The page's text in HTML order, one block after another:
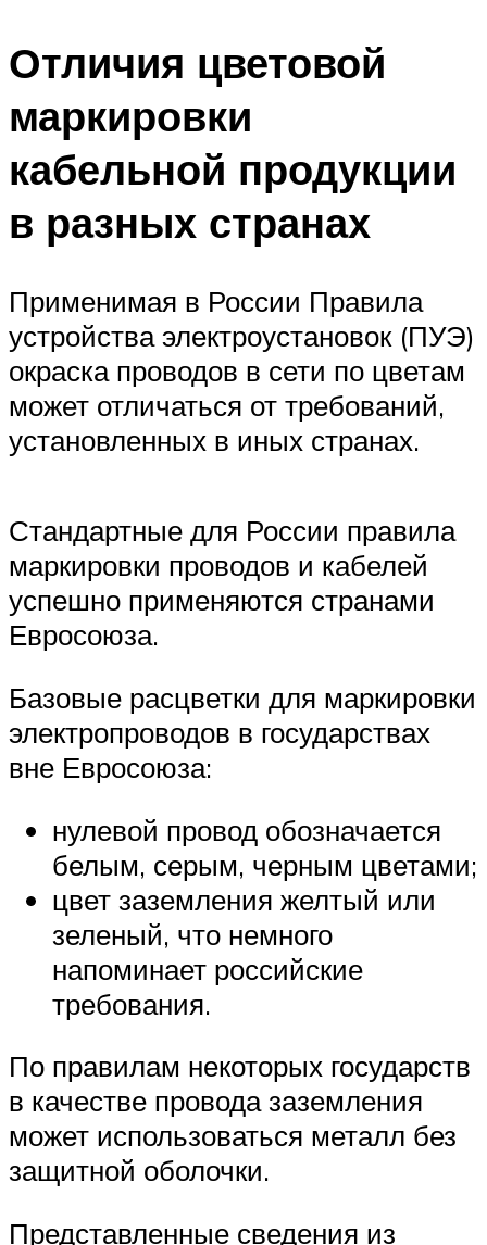
Отличия цветовой
маркировки
кабельной продукции
в разных странах
Применимая в России Правила
устройства электроустановок (ПУЭ)
окраска проводов в сети по цветам
может отличаться от требований,
установленных в иных странах.
Стандартные для России правила
маркировки проводов и кабелей
успешно применяются странами
Евросоюза.
Базовые расцветки для маркировки
электропроводов в государствах
вне Евросоюза:
нулевой провод обозначается
белым, серым, черным цветами;
цвет заземления желтый или
зеленый, что немного
напоминает российские
требования.
По правилам некоторых государств
в качестве провода заземления
может использоваться металл без
защитной оболочки.
Представленные сведения из